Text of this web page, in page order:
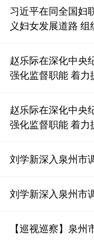
习近平在同全国妇
义妇女发展道路
赵乐际在深化中央
强化监督职能 着力
赵乐际在深化中央
强化监督职能 着力
刘学新深入泉州市
刘学新深入泉州市
【巡视巡察】泉